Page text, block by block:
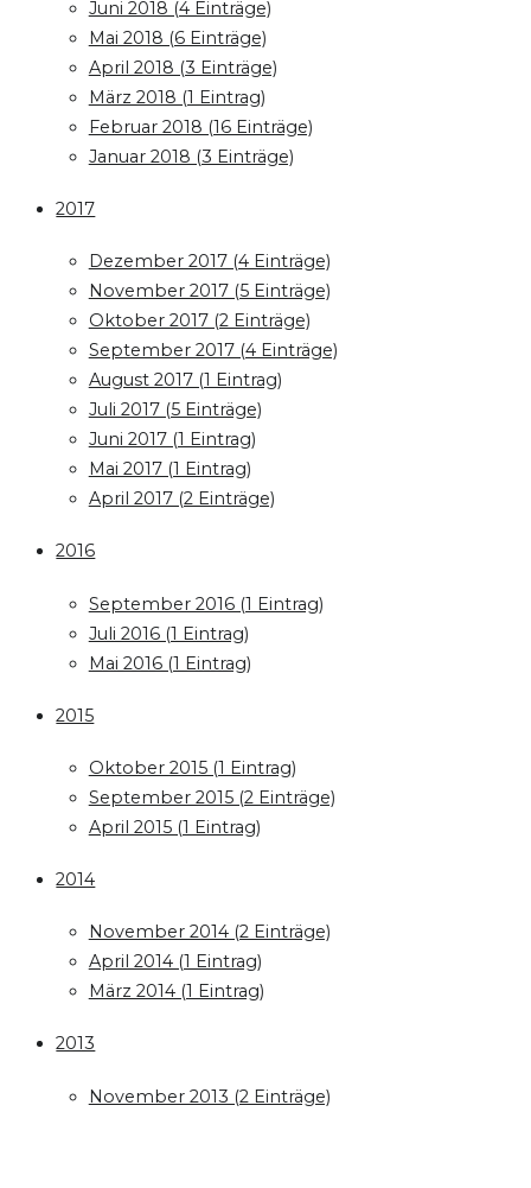
Juni 2018 (4 Einträge)
Mai 2018 (6 Einträge)
April 2018 (3 Einträge)
März 2018 (1 Eintrag)
Februar 2018 (16 Einträge)
Januar 2018 (3 Einträge)
2017
Dezember 2017 (4 Einträge)
November 2017 (5 Einträge)
Oktober 2017 (2 Einträge)
September 2017 (4 Einträge)
August 2017 (1 Eintrag)
Juli 2017 (5 Einträge)
Juni 2017 (1 Eintrag)
Mai 2017 (1 Eintrag)
April 2017 (2 Einträge)
2016
September 2016 (1 Eintrag)
Juli 2016 (1 Eintrag)
Mai 2016 (1 Eintrag)
2015
Oktober 2015 (1 Eintrag)
September 2015 (2 Einträge)
April 2015 (1 Eintrag)
2014
November 2014 (2 Einträge)
April 2014 (1 Eintrag)
März 2014 (1 Eintrag)
2013
November 2013 (2 Einträge)